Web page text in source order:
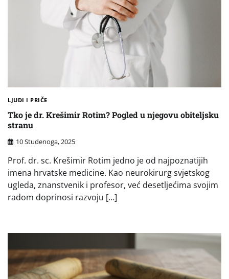
LJUDI I PRIČE
Tko je dr. Krešimir Rotim? Pogled u njegovu obiteljsku
stranu
10 Studenoga, 2025
Prof. dr. sc. Krešimir Rotim jedno je od najpoznatijih
imena hrvatske medicine. Kao neurokirurg svjetskog
ugleda, znanstvenik i profesor, već desetljećima svojim
radom doprinosi razvoju […]